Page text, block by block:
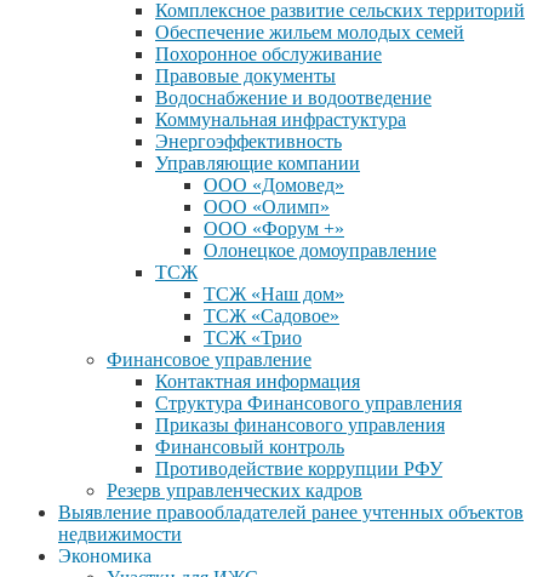
Комплексное развитие сельских территорий
Обеспечение жильем молодых семей
Похоронное обслуживание
Правовые документы
Водоснабжение и водоотведение
Коммунальная инфрастуктура
Энергоэффективность
Управляющие компании
ООО «Домовед»
ООО «Олимп»
ООО «Форум +»
Олонецкое домоуправление
ТСЖ
ТСЖ «Наш дом»
ТСЖ «Садовое»
ТСЖ «Трио
Финансовое управление
Контактная информация
Структура Финансового управления
Приказы финансового управления
Финансовый контроль
Противодействие коррупции РФУ
Резерв управленческих кадров
Выявление правообладателей ранее учтенных объектов
недвижимости
Экономика